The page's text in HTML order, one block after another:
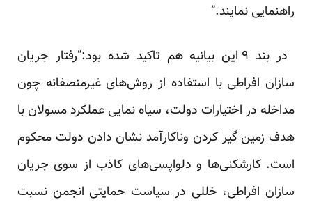
راهنمایی نمایند.”
در بند ۹ این بیانیه هم تاکید شده بود:“رفتار جریان
سازان افراطی با استفاده از روش‌های غیرمنصفانه چون
مداخله در اختیارات دولت، سیاه نمایی عملکرد مسولان با
هدف زمین گیر کردن وناکارآمد نشان دادن دولت محکوم
است. کارشکنی‌ها و دلواپسی‌های کاذب از سوی جریان
سازان افراطی، خللی در سیاست حمایتی انجمن نسبت